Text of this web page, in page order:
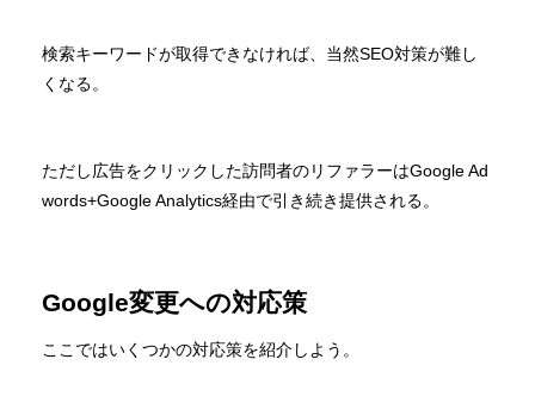
検索キーワードが取得できなければ、当然SEO対策が難し
くなる。
ただし広告をクリックした訪問者のリファラーはGoogle Ad
words+Google Analytics経由で引き続き提供される。
Google変更への対応策
ここではいくつかの対応策を紹介しよう。